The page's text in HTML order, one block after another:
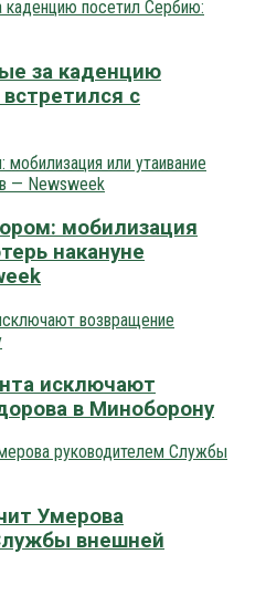
за каденцию
с
мобилизация
накануне
исключают
в Миноборону
Умерова
внешней